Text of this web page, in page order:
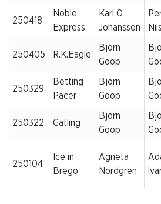
250418
Noble
Express
Karl O
Johansson
250405 R.K.Eagle
Björn
Goop
250329
Betting
Pacer
Björn
Goop
250322 Gatling
Björn
Goop
250104
Ice in
Brego
Agneta
Nordgren